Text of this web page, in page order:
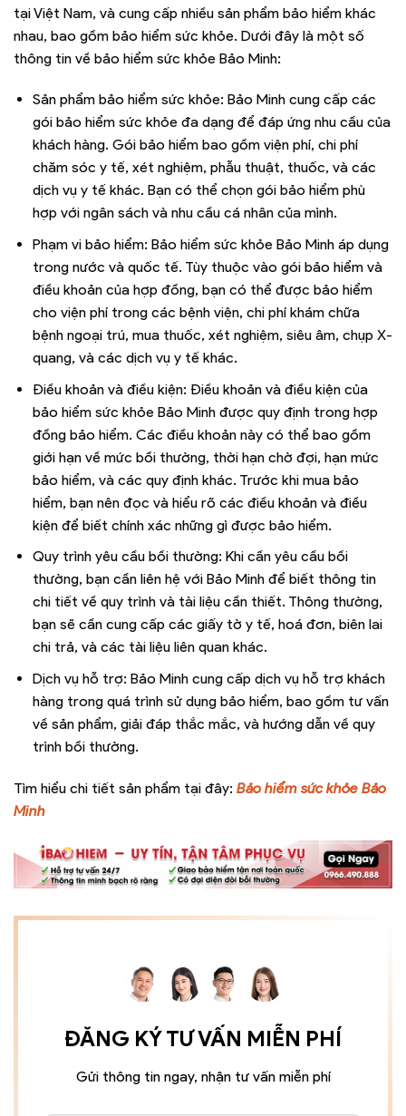
tại Việt Nam, và cung cấp nhiều sản phẩm bảo hiểm khác
nhau, bao gồm bảo hiểm sức khỏe. Dưới đây là một số
thông tin về bảo hiểm sức khỏe Bảo Minh:
Sản phẩm bảo hiểm sức khỏe: Bảo Minh cung cấp các
gói bảo hiểm sức khỏe đa dạng để đáp ứng nhu cầu của
khách hàng. Gói bảo hiểm bao gồm viện phí, chi phí
chăm sóc y tế, xét nghiệm, phẫu thuật, thuốc, và các
dịch vụ y tế khác. Bạn có thể chọn gói bảo hiểm phù
hợp với ngân sách và nhu cầu cá nhân của mình.
Phạm vi bảo hiểm: Bảo hiểm sức khỏe Bảo Minh áp dụng
trong nước và quốc tế. Tùy thuộc vào gói bảo hiểm và
điều khoản của hợp đồng, bạn có thể được bảo hiểm
cho viện phí trong các bệnh viện, chi phí khám chữa
bệnh ngoại trú, mua thuốc, xét nghiệm, siêu âm, chụp X-
quang, và các dịch vụ y tế khác.
Điều khoản và điều kiện: Điều khoản và điều kiện của
bảo hiểm sức khỏe Bảo Minh được quy định trong hợp
đồng bảo hiểm. Các điều khoản này có thể bao gồm
giới hạn về mức bồi thường, thời hạn chờ đợi, hạn mức
bảo hiểm, và các quy định khác. Trước khi mua bảo
hiểm, bạn nên đọc và hiểu rõ các điều khoản và điều
kiện để biết chính xác những gì được bảo hiểm.
Quy trình yêu cầu bồi thường: Khi cần yêu cầu bồi
thường, bạn cần liên hệ với Bảo Minh để biết thông tin
chi tiết về quy trình và tài liệu cần thiết. Thông thường,
bạn sẽ cần cung cấp các giấy tờ y tế, hoá đơn, biên lai
chi trả, và các tài liệu liên quan khác.
Dịch vụ hỗ trợ: Bảo Minh cung cấp dịch vụ hỗ trợ khách
hàng trong quá trình sử dụng bảo hiểm, bao gồm tư vấn
về sản phẩm, giải đáp thắc mắc, và hướng dẫn về quy
trình bồi thường.
Tìm hiểu chi tiết sản phẩm tại đây: Bảo hiểm sức khỏe Bảo
Minh
ĐĂNG KÝ TƯ VẤN MIỄN PHÍ
Gửi thông tin ngay, nhận tư vấn miễn phí